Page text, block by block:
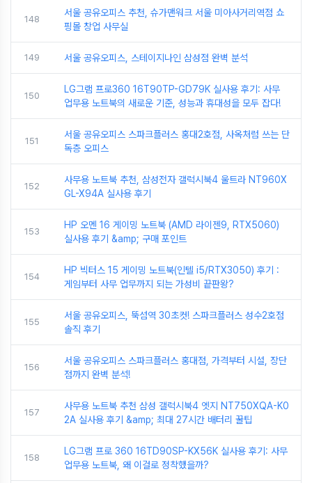
148
서울 공유오피스 추천, 슈가맨워크 서울 미아사거리역점 쇼
핑몰 창업 사무실
149 서울 공유오피스, 스테이지나인 삼성점 완벽 분석
150
LG그램 프로360 16T90TP-GD79K 실사용 후기: 사무
업무용 노트북의 새로운 기준, 성능과 휴대성을 모두 잡다!
151
서울 공유오피스 스파크플러스 홍대2호점, 사옥처럼 쓰는 단
독층 오피스
152
사무용 노트북 추천, 삼성전자 갤럭시북4 울트라 NT960X
GL-X94A 실사용 후기
153
HP 오멘 16 게이밍 노트북 (AMD 라이젠9, RTX5060)
실사용 후기 &amp; 구매 포인트
154
HP 빅터스 15 게이밍 노트북(인텔 i5/RTX3050) 후기 :
게임부터 사무 업무까지 되는 가성비 끝판왕?
155
서울 공유오피스, 뚝섬역 30초컷! 스파크플러스 성수2호점
솔직 후기
156
서울 공유오피스 스파크플러스 홍대점, 가격부터 시설, 장단
점까지 완벽 분석!
157
사무용 노트북 추천 삼성 갤럭시북4 엣지 NT750XQA-K0
2A 실사용 후기 &amp; 최대 27시간 배터리 꿀팁
158
LG그램 프로 360 16TD90SP-KX56K 실사용 후기: 사무
업무용 노트북, 왜 이걸로 정착했을까?